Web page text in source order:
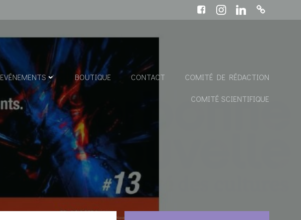
EVÉNEMENTS BOUTIQUE CONTACT COMITÉ DE RÉDACTION
COMITÉ SCIENTIFIQUE